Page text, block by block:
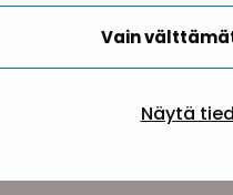
Vain
Näytä